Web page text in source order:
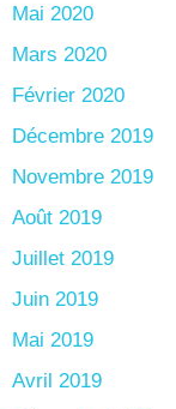
Mai 2020
Mars 2020
Février 2020
Décembre 2019
Novembre 2019
Août 2019
Juillet 2019
Juin 2019
Mai 2019
Avril 2019